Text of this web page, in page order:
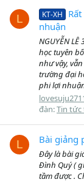
L KT-XH
nhuận
NGUYỄN
học tuyên
như vậy,
trường đại
phi lợi
đàn:Tin
L Bài giảng
Đây là bài
Đình Quý (
tầm được .